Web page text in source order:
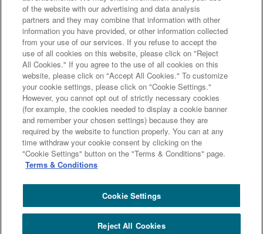
チャットで
よくある
閉じる
契約代理業・銀行代理業・外国銀行代理業務について
金銭債権
等と預金等との誤認防止について
三井住友信託銀行株式会社
金融機関コード : 0294
登録金融機関 関東財務局長（登金）第649号
加入協会： 日本証券業協会、一般社団法人 資産運用業協会、
一般社団法人 金融先物取引業協会
of the website with our advertising and data analysis
partners and they may combine that information with other
information you have provided, or other information collected
from your use of our services. If you refuse to accept the
use of all cookies on this website, please click on "Reject
All Cookies." If you agree to the use of all cookies on this
website, please click on "Accept All Cookies." To customize
your cookie settings, please click on "Cookie Settings."
However, you cannot opt out of strictly necessary cookies
(for example, the cookies needed to display a cookie banner
and remember your chosen settings) because they are
required by the website to function properly. You can at any
time withdraw your cookie consent by clicking on the
"Cookie Settings" button on the "Terms & Conditions" page.
Terms & Conditions
Cookie Settings
Reject All Cookies